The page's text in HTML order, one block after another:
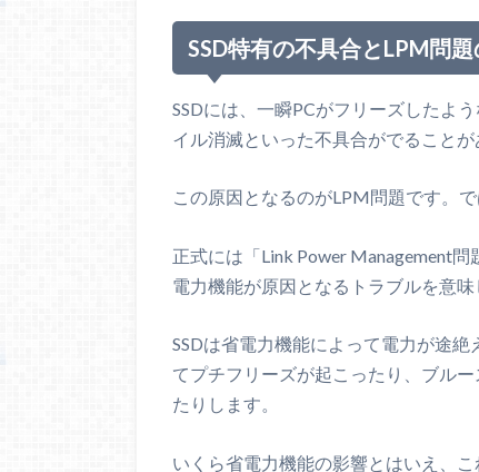
SSD特有の不具合とLPM問
SSDには、一瞬PCがフリーズしたよ
イル消滅といった不具合がでることが
この原因となるのがLPM問題です。
正式には「Link Power Management
電力機能が原因となるトラブルを意味
SSDは省電力機能によって電力が途
てプチフリーズが起こったり、ブル
たりします。
いくら省電力機能の影響とはいえ、